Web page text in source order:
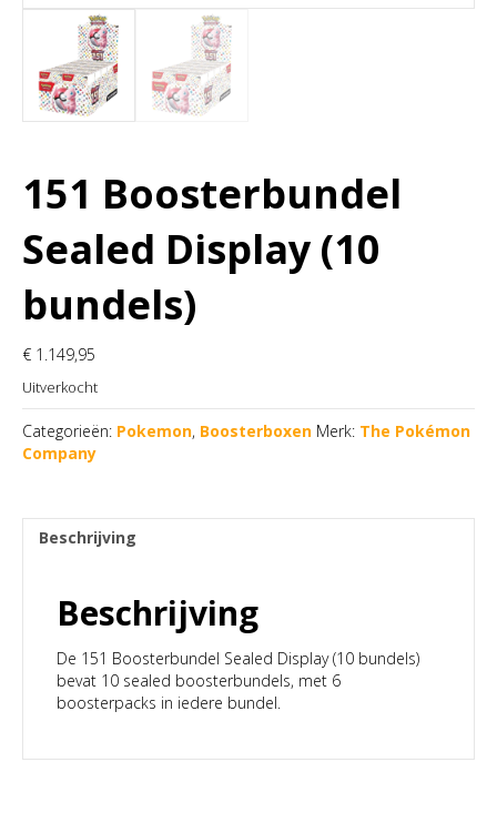
151 Boosterbundel
Sealed Display (10
bundels)
€ 1.149,95
Uitverkocht
Categorieën: Pokemon, Boosterboxen Merk: The Pokémon
Company
Beschrijving
Beschrijving
De 151 Boosterbundel Sealed Display (10 bundels)
bevat 10 sealed boosterbundels, met 6
boosterpacks in iedere bundel.